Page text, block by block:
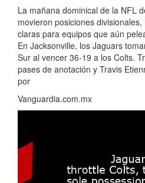
La mañana dominical de la NFL
movieron posiciones
claras para equipos que aún
En Jacksonville, los Jaguars
Sur al vencer 36-19 a los Colts.
pases de anotación y Travis
por
Vanguardia.com.mx